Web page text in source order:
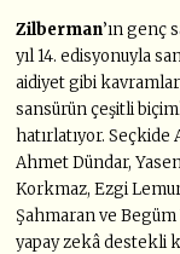
Zilberman’ın genç
yıl 14. edisyonuyla
aidiyet gibi
sansürün çeşitli
hatırlatıyor. Seçkide
Ahmet Dündar,
Korkmaz, Ezgi
Şahmaran ve Begüm
yapay zekâ destekli